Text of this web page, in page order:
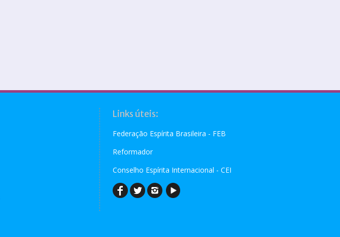
Links úteis:
Federação Espírita Brasileira - FEB
Reformador
Conselho Espírita Internacional - CEI